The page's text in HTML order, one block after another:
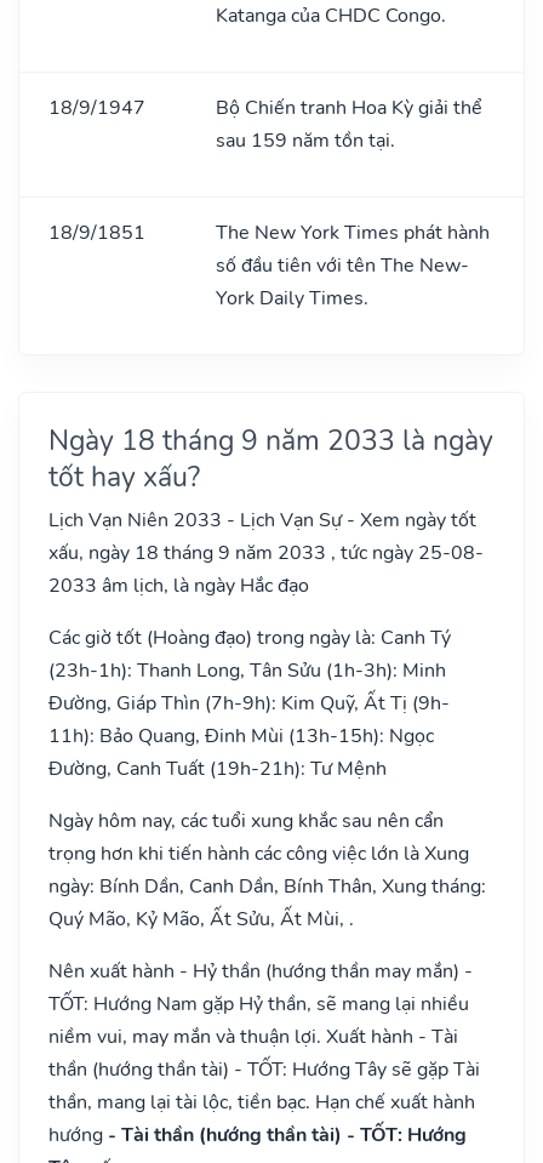
Katanga của CHDC Congo.
18/9/1947
Bộ Chiến tranh Hoa Kỳ giải thể
sau 159 năm tồn tại.
18/9/1851
The New York Times phát hành
số đầu tiên với tên The New-
York Daily Times.
Ngày 18 tháng 9 năm 2033 là ngày
tốt hay xấu?
Lịch Vạn Niên 2033 - Lịch Vạn Sự - Xem ngày tốt
xấu, ngày 18 tháng 9 năm 2033 , tức ngày 25-08-
2033 âm lịch, là ngày Hắc đạo
Các giờ tốt (Hoàng đạo) trong ngày là: Canh Tý
(23h-1h): Thanh Long, Tân Sửu (1h-3h): Minh
Đường, Giáp Thìn (7h-9h): Kim Quỹ, Ất Tị (9h-
11h): Bảo Quang, Đinh Mùi (13h-15h): Ngọc
Đường, Canh Tuất (19h-21h): Tư Mệnh
Ngày hôm nay, các tuổi xung khắc sau nên cẩn
trọng hơn khi tiến hành các công việc lớn là Xung
ngày: Bính Dần, Canh Dần, Bính Thân, Xung tháng:
Quý Mão, Kỷ Mão, Ất Sửu, Ất Mùi, .
Nên xuất hành - Hỷ thần (hướng thần may mắn) -
TỐT: Hướng Nam gặp Hỷ thần, sẽ mang lại nhiều
niềm vui, may mắn và thuận lợi. Xuất hành - Tài
thần (hướng thần tài) - TỐT: Hướng Tây sẽ gặp Tài
thần, mang lại tài lộc, tiền bạc. Hạn chế xuất hành
hướng - Tài thần (hướng thần tài) - TỐT: Hướng